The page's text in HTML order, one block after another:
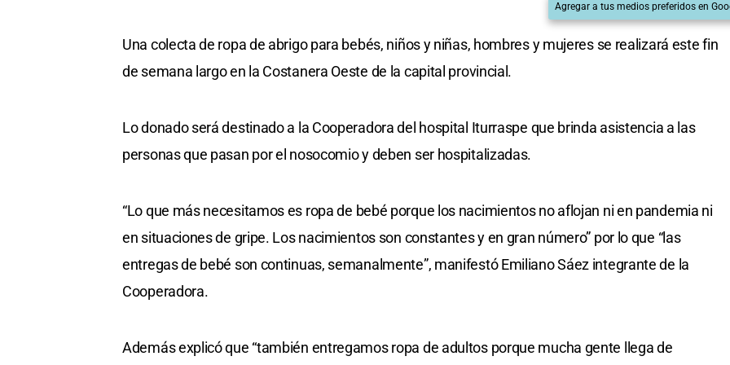
Agregar a tus medios preferidos en
Una colecta de ropa de abrigo para bebés, niños y niñas, hombres y mujeres se realizará este fin
de semana largo en la Costanera Oeste de la capital provincial.
Lo donado será destinado a la Cooperadora del hospital Iturraspe que brinda asistencia a las
personas que pasan por el nosocomio y deben ser hospitalizadas.
“Lo que más necesitamos es ropa de bebé porque los nacimientos no aflojan ni en pandemia ni
en situaciones de gripe. Los nacimientos son constantes y en gran número” por lo que “las
entregas de bebé son continuas, semanalmente”, manifestó Emiliano Sáez integrante de la
Cooperadora.
Además explicó que “también entregamos ropa de adultos porque mucha gente llega de